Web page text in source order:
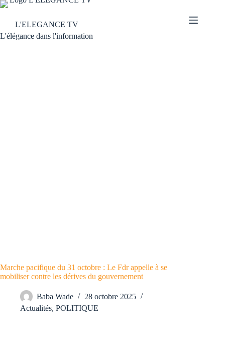
L'ELEGANCE TV
L'élégance dans l'information
Marche pacifique du 31 octobre : Le Fdr appelle à se
mobiliser contre les dérives du gouvernement
Baba Wade
28 octobre 2025
Actualités, POLITIQUE